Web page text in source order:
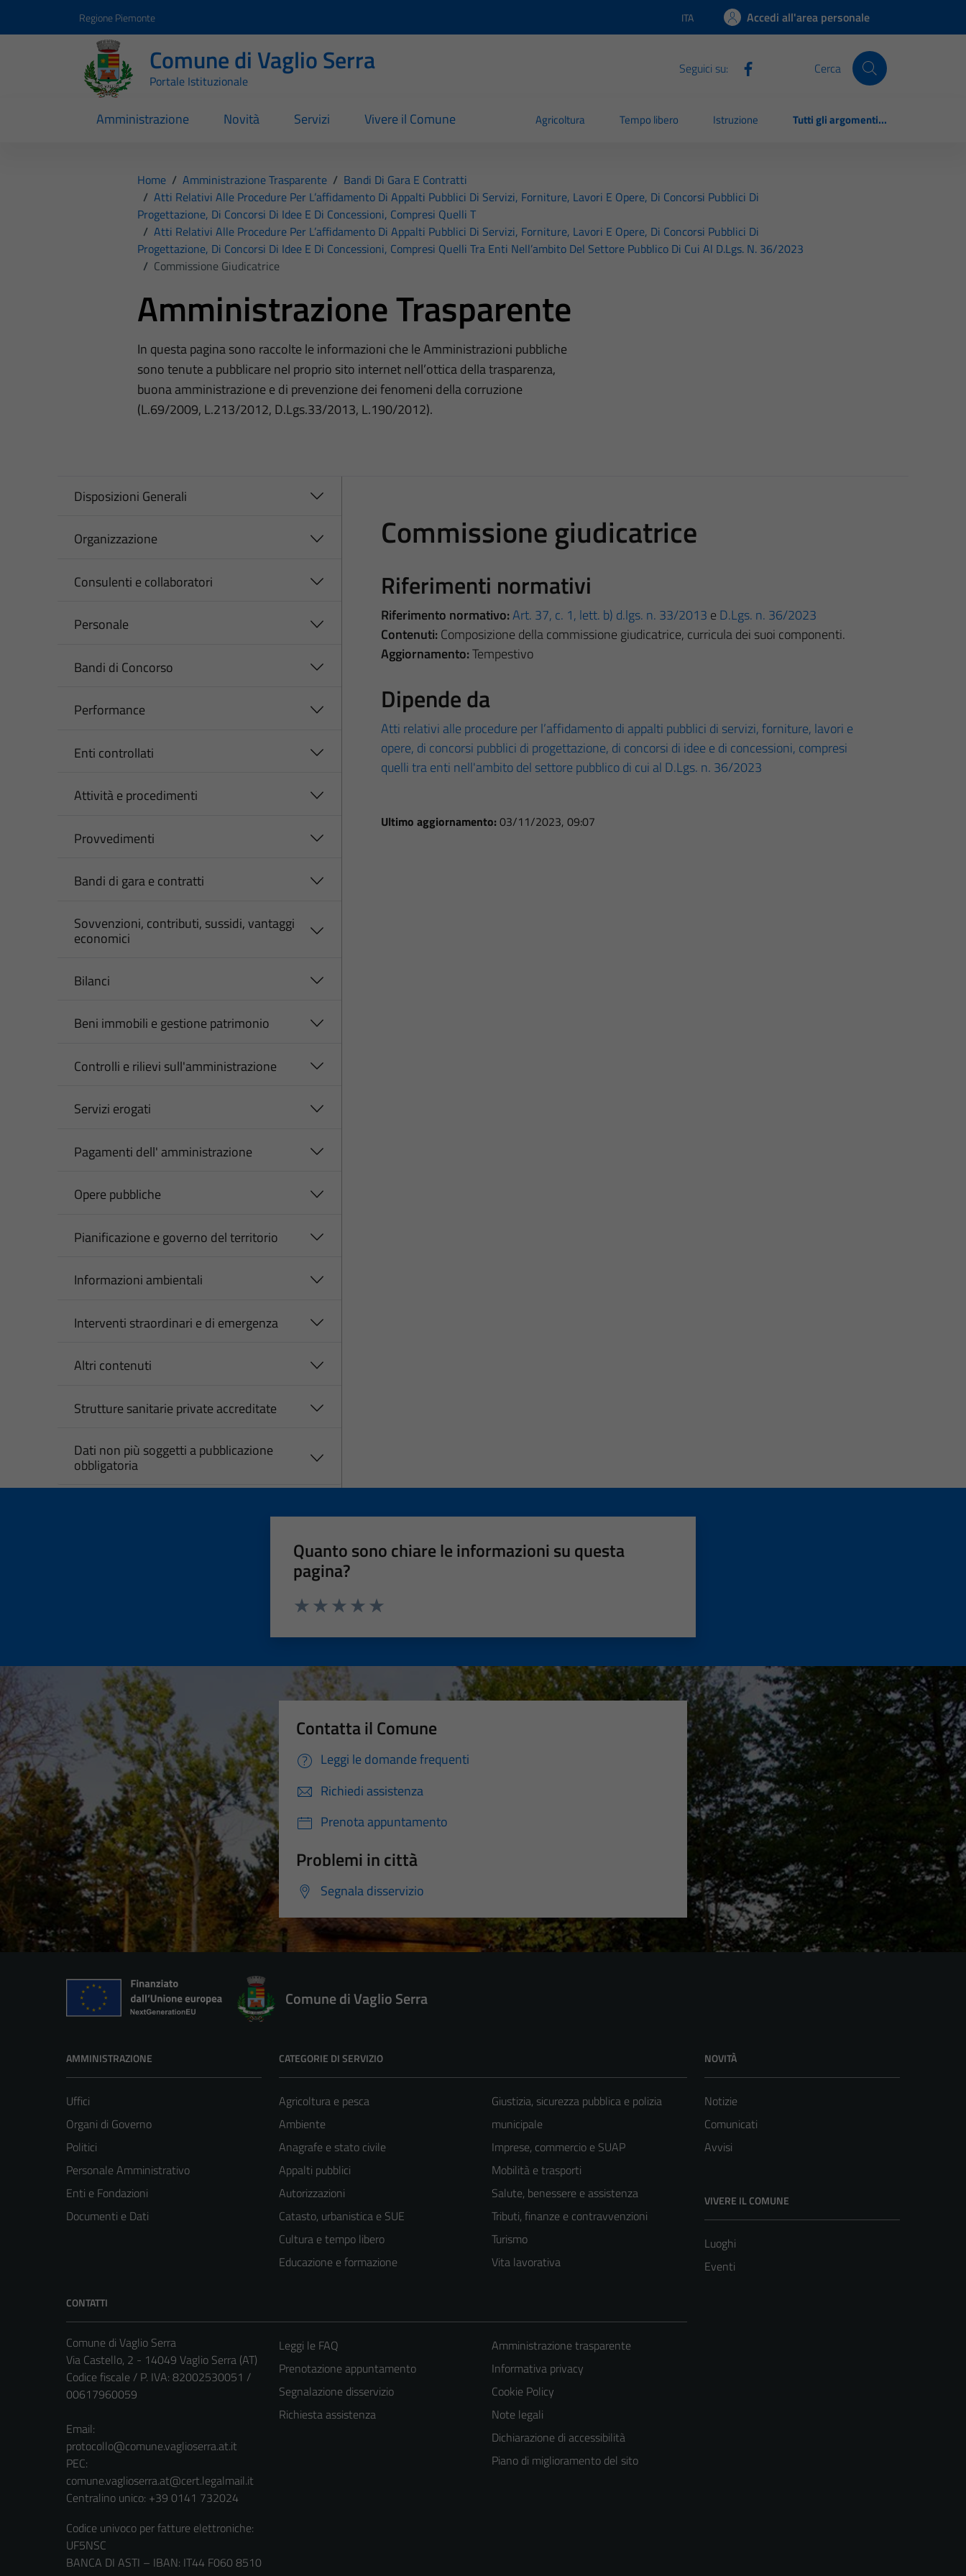
Regione Piemonte Lingua attiva:
ITA Accedi all'area personale
Comune di Vaglio Serra
Portale Istituzionale
Seguici su: Cerca
Amministrazione Novità Servizi Vivere il Comune Agricoltura Tempo libero Istruzione Tutti gli argomenti...
Home / Amministrazione Trasparente / Bandi Di Gara E Contratti
/ Atti Relativi Alle Procedure Per L’affidamento Di Appalti Pubblici Di Servizi, Forniture, Lavori E Opere, Di Concorsi Pubblici Di
Progettazione, Di Concorsi Di Idee E Di Concessioni, Compresi Quelli T
/ Atti Relativi Alle Procedure Per L’affidamento Di Appalti Pubblici Di Servizi, Forniture, Lavori E Opere, Di Concorsi Pubblici Di
Progettazione, Di Concorsi Di Idee E Di Concessioni, Compresi Quelli Tra Enti Nell’ambito Del Settore Pubblico Di Cui Al D.Lgs. N. 36/2023
/ Commissione Giudicatrice
Amministrazione Trasparente
In questa pagina sono raccolte le informazioni che le Amministrazioni pubbliche
sono tenute a pubblicare nel proprio sito internet nell’ottica della trasparenza,
buona amministrazione e di prevenzione dei fenomeni della corruzione
(L.69/2009, L.213/2012, D.Lgs.33/2013, L.190/2012).
Disposizioni Generali
Organizzazione
Consulenti e collaboratori
Personale
Bandi di Concorso
Performance
Enti controllati
Attività e procedimenti
Provvedimenti
Bandi di gara e contratti
Sovvenzioni, contributi, sussidi, vantaggi
economici
Bilanci
Beni immobili e gestione patrimonio
Controlli e rilievi sull'amministrazione
Servizi erogati
Pagamenti dell' amministrazione
Opere pubbliche
Pianificazione e governo del territorio
Informazioni ambientali
Interventi straordinari e di emergenza
Altri contenuti
Strutture sanitarie private accreditate
Dati non più soggetti a pubblicazione
obbligatoria
Commissione giudicatrice
Riferimenti normativi
Riferimento normativo:Art. 37, c. 1, lett. b) d.lgs. n. 33/2013 e D.Lgs. n. 36/2023
Contenuti: Composizione della commissione giudicatrice, curricula dei suoi componenti.
Aggiornamento:Tempestivo
Dipende da
Atti relativi alle procedure per l’affidamento di appalti pubblici di servizi, forniture, lavori e
opere, di concorsi pubblici di progettazione, di concorsi di idee e di concessioni, compresi
quelli tra enti nell'ambito del settore pubblico di cui al D.Lgs. n. 36/2023
Ultimo aggiornamento: 03/11/2023, 09:07
Quanto sono chiare le informazioni su questa
pagina?
Contatta il Comune
Leggi le domande frequenti
Richiedi assistenza
Prenota appuntamento
Problemi in città
Segnala disservizio
Comune di Vaglio Serra
AMMINISTRAZIONE
Uffici
Organi di Governo
Politici
Personale Amministrativo
Enti e Fondazioni
Documenti e Dati
CATEGORIE DI SERVIZIO
Agricoltura e pesca
Ambiente
Anagrafe e stato civile
Appalti pubblici
Autorizzazioni
Catasto, urbanistica e SUE
Cultura e tempo libero
Educazione e formazione
Giustizia, sicurezza pubblica e polizia
municipale
Imprese, commercio e SUAP
Mobilità e trasporti
Salute, benessere e assistenza
Tributi, finanze e contravvenzioni
Turismo
Vita lavorativa
NOVITÀ
Notizie
Comunicati
Avvisi
VIVERE IL COMUNE
Luoghi
Eventi
CONTATTI
Comune di Vaglio Serra
Via Castello, 2 - 14049 Vaglio Serra (AT)
Codice fiscale / P. IVA: 82002530051 /
00617960059
Email:
protocollo@comune.vaglioserra.at.it
PEC:
comune.vaglioserra.at@cert.legalmail.it
Centralino unico: +39 0141 732024
Codice univoco per fatture elettroniche:
UF5NSC
BANCA DI ASTI – IBAN: IT44 F060 8510
Leggi le FAQ
Prenotazione appuntamento
Segnalazione disservizio
Richiesta assistenza
Amministrazione trasparente
Informativa privacy
Cookie Policy
Note legali
Dichiarazione di accessibilità
Piano di miglioramento del sito